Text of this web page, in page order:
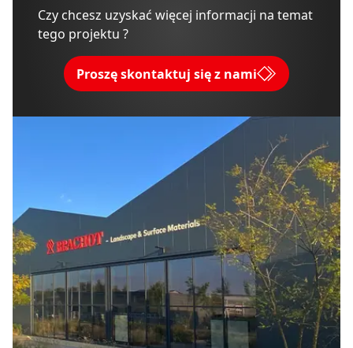
Czy chcesz uzyskać więcej informacji na temat
tego projektu ?
Proszę skontaktuj się z nami